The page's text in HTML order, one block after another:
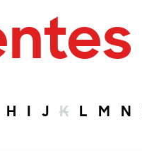
H I J K L M N